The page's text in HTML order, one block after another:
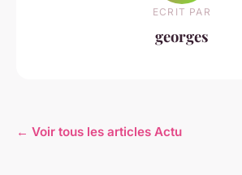
ECRIT PAR
georges
← Voir tous les articles Actu